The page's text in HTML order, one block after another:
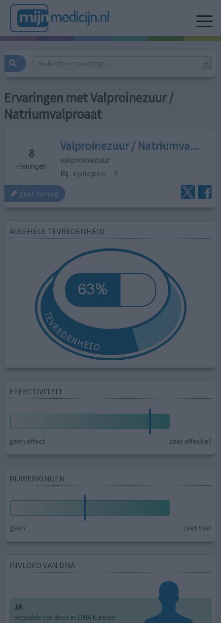
Selecteer medicijn...
Ervaringen met Valproinezuur /
Natriumvalproaat
8
meningen
Valproinezuur / Natriumva...
valproinezuur
Bij Epilepsie X
geef mening
ALGEHELE TEVREDENHEID
EFFECTIVITEIT
geen effect zeer effectief
BIJWERKINGEN
geen zeer veel
INVLOED VAN DNA
JA
bepaalde variaties in DNA kunnen